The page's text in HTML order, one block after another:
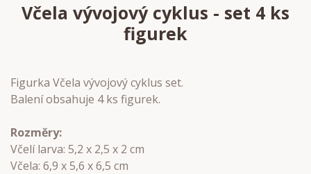
Včela vývojový cyklus - set 4 ks
figurek
Figurka Včela vývojový cyklus set.
Balení obsahuje 4 ks figurek.
Rozměry:
Včelí larva: 5,2 x 2,5 x 2 cm
Včela: 6,9 x 5,6 x 6,5 cm